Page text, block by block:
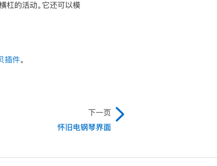
杠的活动。它还可以模
插件。
下一页
怀旧电钢琴界面